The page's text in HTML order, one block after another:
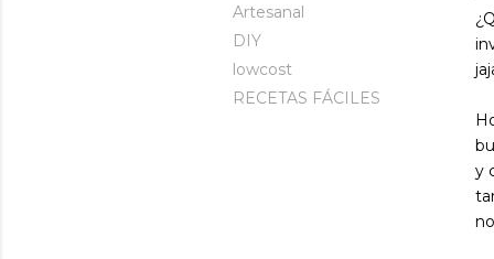
Artesanal
DIY
lowcost
RECETAS FÁCILES
y